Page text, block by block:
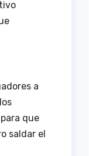
a
que
saldar el